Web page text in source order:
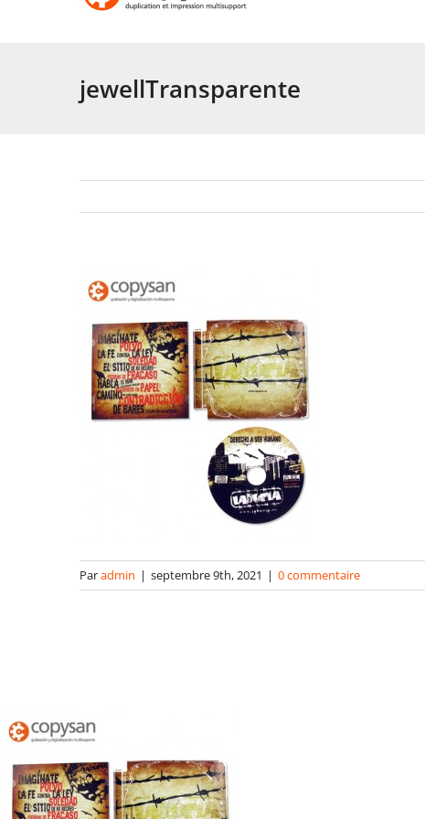
jewellTransparente
Paradmin | septembre 9th, 2021 | 0 commentaire